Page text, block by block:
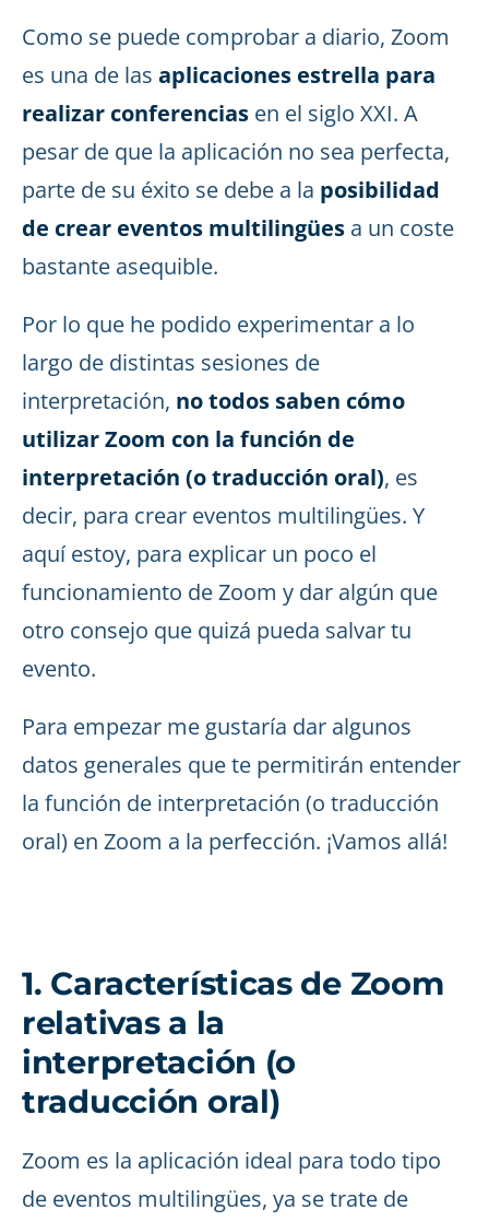
Como se puede comprobar a diario, Zoom
es una de las aplicaciones estrella para
realizar conferencias en el siglo XXI. A
pesar de que la aplicación no sea perfecta,
parte de su éxito se debe a la posibilidad
de crear eventos multilingües a un coste
bastante asequible.
Por lo que he podido experimentar a lo
largo de distintas sesiones de
interpretación, no todos saben cómo
utilizar Zoom con la función de
interpretación (o traducción oral), es
decir, para crear eventos multilingües. Y
aquí estoy, para explicar un poco el
funcionamiento de Zoom y dar algún que
otro consejo que quizá pueda salvar tu
evento.
Para empezar me gustaría dar algunos
datos generales que te permitirán entender
la función de interpretación (o traducción
oral) en Zoom a la perfección. ¡Vamos allá!
1. Características de Zoom
relativas a la
interpretación (o
traducción oral)
Zoom es la aplicación ideal para todo tipo
de eventos multilingües, ya se trate de